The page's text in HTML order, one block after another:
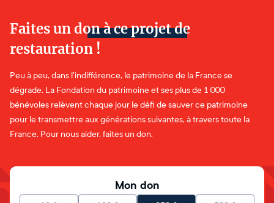
Faites un don à ce projet de
restauration !
Peu à peu, dans l'indifférence, le patrimoine de la France se
dégrade. La Fondation du patrimoine et ses plus de 1 000
bénévoles relèvent chaque jour le défi de sauver ce patrimoine
pour le transmettre aux générations suivantes, à travers toute la
France. Pour nous aider, faites un don.
Mon don